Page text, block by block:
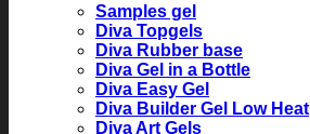
Samples gel
Diva Topgels
Diva Rubber base
Diva Gel in a Bottle
Diva Easy Gel
Diva Builder Gel Low Heat
Diva Art Gels